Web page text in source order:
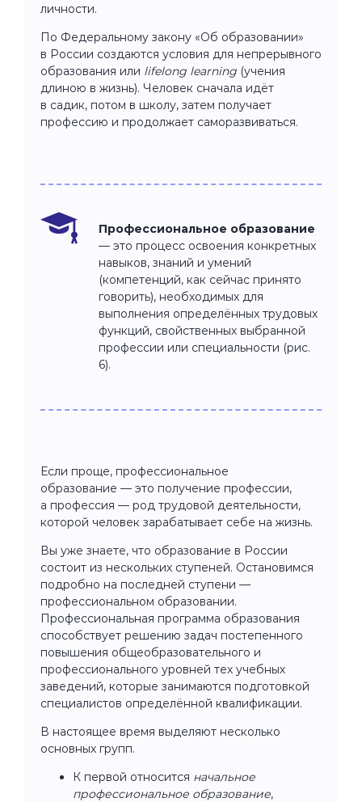
личности.
По Федеральному закону «Об образовании»
в России создаются условия для непрерывного
образования или lifelong learning (учения
длиною в жизнь). Человек сначала идёт
в садик, потом в школу, затем получает
профессию и продолжает саморазвиваться.
Профессиональное образование
— это процесс освоения конкретных
навыков, знаний и умений
(компетенций, как сейчас принято
говорить), необходимых для
выполнения определённых трудовых
функций, свойственных выбранной
профессии или специальности (рис.
6).
Если проще, профессиональное
образование — это получение профессии,
а профессия — род трудовой деятельности,
которой человек зарабатывает себе на жизнь.
Вы уже знаете, что образование в России
состоит из нескольких ступеней. Остановимся
подробно на последней ступени —
профессиональном образовании.
Профессиональная программа образования
способствует решению задач постепенного
повышения общеобразовательного и
профессионального уровней тех учебных
заведений, которые занимаются подготовкой
специалистов определённой квалификации.
В настоящее время выделяют несколько
основных групп.
К первой относится начальное
профессиональное образование,